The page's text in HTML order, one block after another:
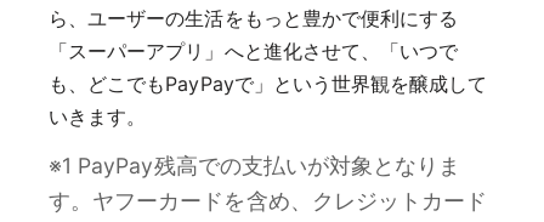
ら、ユーザーの生活をもっと豊かで便利にする
「スーパーアプリ」へと進化させて、「いつで
も、どこでもPayPayで」という世界観を醸成して
いきます。
※1 PayPay残高での支払いが対象となりま
す。ヤフーカードを含め、クレジットカード